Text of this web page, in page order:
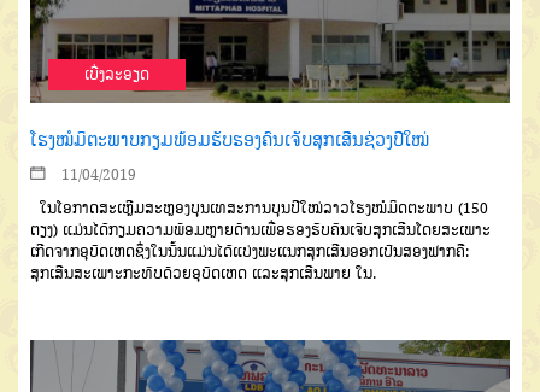
ເບີ່ງລະອຽດ
ໂຮງໝໍມິຕະພາບກຽມພ້ອມຮັບຮອງຄົນເຈັບສຸກເສີນຊ່ວງປີໃໝ່
11/04/2019
ໃນໂອກາດສະເຫຼີມສະຫຼອງບຸນເທສະການບຸນປີໃໝ່ລາວໂຮງໝໍມິດຕະພາບ (150
ຕຽງ) ແມ່ນໄດ້ກຽມຄວາມພ້ອມຫຼາຍດ້ານເພື່ອຮອງຮັບຄົນເຈັບສຸກເສີນໂດຍສະເພາະ
ເກີດຈາກອຸບັດເຫດຊຶ່ງໃນນັ້ນແມ່ນໄດ້ແບ່ງພະແນກສຸກເສີນອອກເປັນສອງຟາກຄື:
ສຸກເສີນສະເພາະກະທົບດ້ວຍອຸບັດເຫດ ແລະສຸກເສີນພາຍ ໃນ.